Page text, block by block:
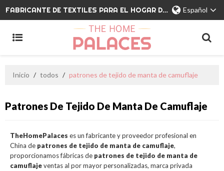
FABRICANTE DE TEXTILES PARA EL HOGAR DE MARCA PRIVADA Español
Inicio / todos / patrones de tejido de manta de camuflaje
Patrones De Tejido De Manta De Camuflaje
TheHomePalaces es un fabricante y proveedor profesional en
China de patrones de tejido de manta de camuflaje,
proporcionamos fábricas de patrones de tejido de manta de
camuflajeventas al por mayor personalizadas, marca privada